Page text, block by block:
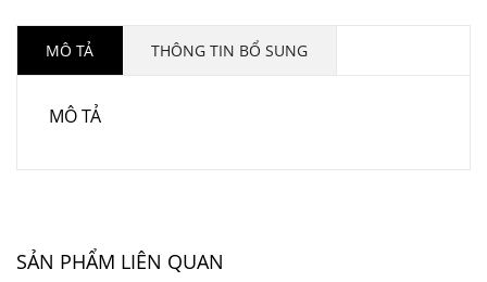
lượng
MÔ TẢ THÔNG TIN BỔ SUNG
MÔ TẢ
SẢN PHẨM LIÊN QUAN